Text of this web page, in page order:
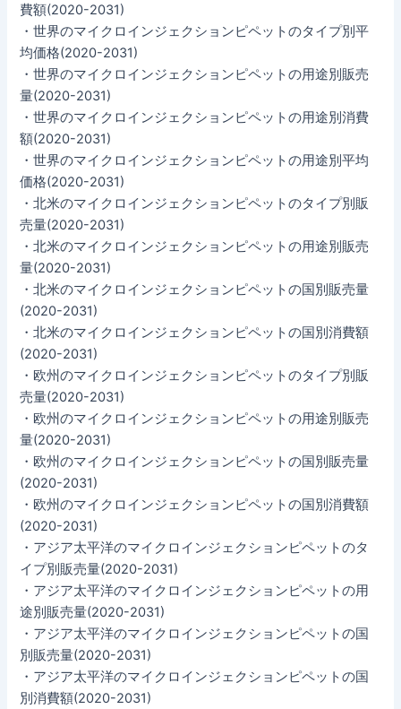
費額(2020-2031)
・世界のマイクロインジェクションピペットのタイプ別平
均価格(2020-2031)
・世界のマイクロインジェクションピペットの用途別販売
量(2020-2031)
・世界のマイクロインジェクションピペットの用途別消費
額(2020-2031)
・世界のマイクロインジェクションピペットの用途別平均
価格(2020-2031)
・北米のマイクロインジェクションピペットのタイプ別販
売量(2020-2031)
・北米のマイクロインジェクションピペットの用途別販売
量(2020-2031)
・北米のマイクロインジェクションピペットの国別販売量
(2020-2031)
・北米のマイクロインジェクションピペットの国別消費額
(2020-2031)
・欧州のマイクロインジェクションピペットのタイプ別販
売量(2020-2031)
・欧州のマイクロインジェクションピペットの用途別販売
量(2020-2031)
・欧州のマイクロインジェクションピペットの国別販売量
(2020-2031)
・欧州のマイクロインジェクションピペットの国別消費額
(2020-2031)
・アジア太平洋のマイクロインジェクションピペットのタ
イプ別販売量(2020-2031)
・アジア太平洋のマイクロインジェクションピペットの用
途別販売量(2020-2031)
・アジア太平洋のマイクロインジェクションピペットの国
別販売量(2020-2031)
・アジア太平洋のマイクロインジェクションピペットの国
別消費額(2020-2031)